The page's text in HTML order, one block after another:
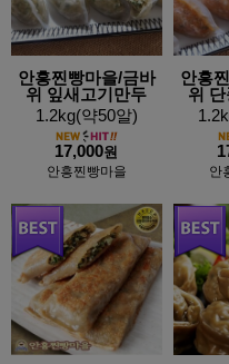
안흥찐빵마을/금바
위 잎새고기만두
1.2kg(약50알)
17,000원
안흥찐빵마을
안흥
위
안